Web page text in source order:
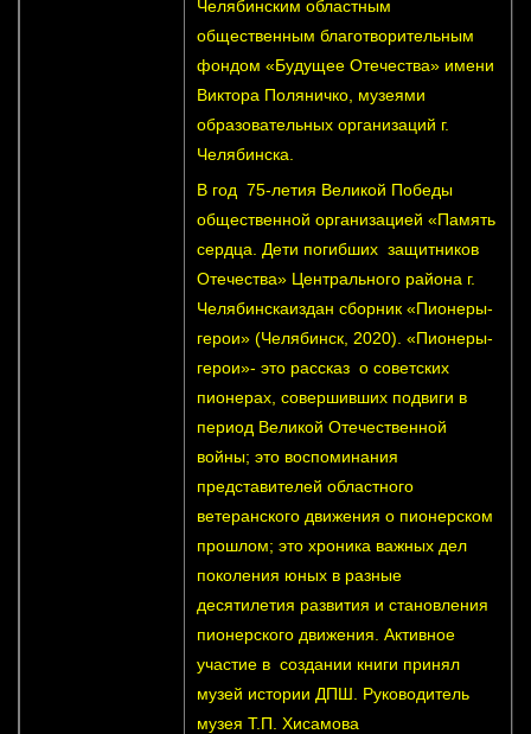
Челябинским областным
общественным благотворительным
фондом «Будущее Отечества» имени
Виктора Поляничко, музеями
образовательных организаций г.
Челябинска.
В год 75-летия Великой Победы
общественной организацией «Память
сердца. Дети погибших защитников
Отечества» Центрального района г.
Челябинскаиздан сборник «Пионеры-
герои» (Челябинск, 2020). «Пионеры-
герои»- это рассказ о советских
пионерах, совершивших подвиги в
период Великой Отечественной
войны; это воспоминания
представителей областного
ветеранского движения о пионерском
прошлом; это хроника важных дел
поколения юных в разные
десятилетия развития и становления
пионерского движения. Активное
участие в создании книги принял
музей истории ДПШ. Руководитель
музея Т.П. Хисамова